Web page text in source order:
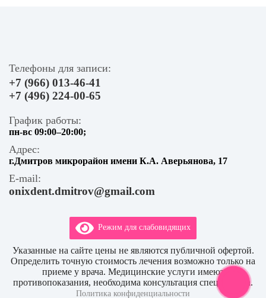
Телефоны для записи:
+7 (966) 013-46-41
+7 (496) 224-00-65
График работы:
пн-вс 09:00–20:00;
Адрес:
г.Дмитров микрорайон имени К.А. Аверьянова, 17
E-mail:
onixdent.dmitrov@gmail.com
Режим для слабовидящих
Указанные на сайте цены не являются публичной офертой.
Определить точную стоимость лечения возможно только на
приеме у врача. Медицинские услуги имеют
противопоказания, необходима консультация специалиста.
Политика конфиденциальности